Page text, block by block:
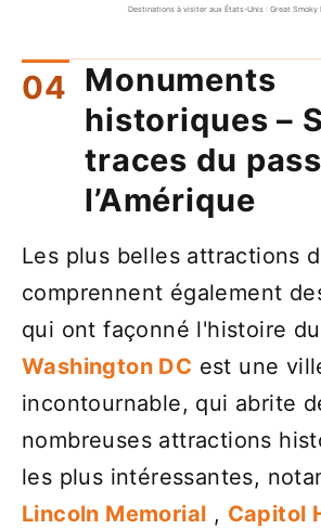
Destinations à visiter aux États-Unis : Great Smoky
Monuments
historiques –
traces du
l’Amérique
Les plus belles attractions
comprennent également
qui ont façonné l'histoire
Washington DC est une
incontournable, qui abrite
nombreuses attractions
les plus intéressantes,
Lincoln Memorial , Capitol